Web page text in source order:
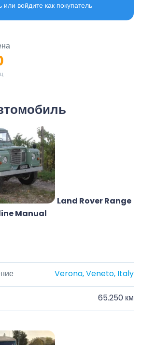
или войдите как покупатель
Land Rover Range
Manual
Verona, Veneto, Italy
65.250 км